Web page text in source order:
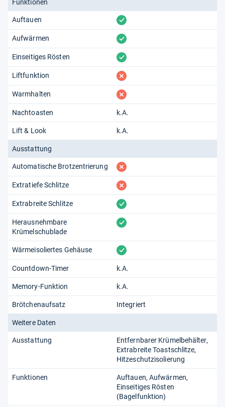
Funktionen
Auftauen vorhanden
Aufwärmen vorhanden
Einseitiges Rösten vorhanden
Liftfunktion fehlt
Warmhalten fehlt
Nachtoasten k.A.
Lift & Look k.A.
Ausstattung
Automatische Brotzentrierung fehlt
Extratiefe Schlitze fehlt
Extrabreite Schlitze vorhanden
Herausnehmbare
Krümelschublade
vorhanden
Wärmeisoliertes Gehäuse vorhanden
Countdown-Timer k.A.
Memory-Funktion k.A.
Brötchenaufsatz Integriert
Weitere Daten
Ausstattung
Entfernbarer Krümelbehälter
Extrabreite Toastschlitze
Hitzeschutzisolierung
Funktionen Auftauen Aufwärmen
Einseitiges Rösten
(Bagelfunktion)